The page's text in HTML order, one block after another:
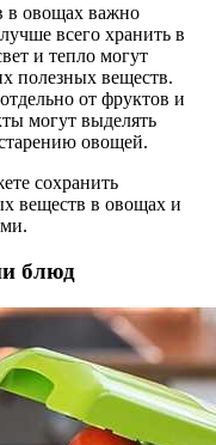
в овощах важно
всего хранить в
и тепло могут
полезных веществ.
от фруктов и
могут выделять
овощей.
сохранить
веществ в овощах и
блюд